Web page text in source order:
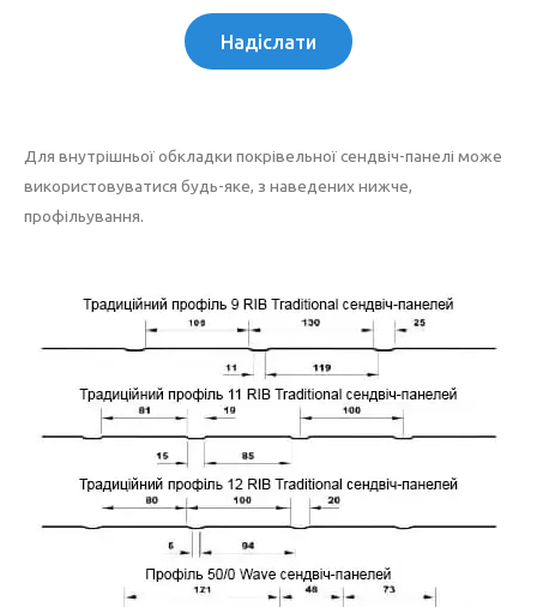
Надіслати
Для внутрішньої обкладки покрівельної сендвіч-панелі може
використовуватися будь-яке, з наведених нижче,
профільування.